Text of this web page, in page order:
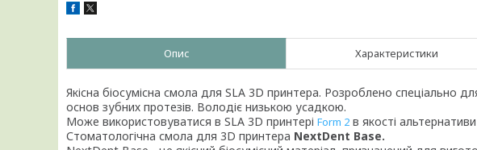
Опис Характеристики
Якісна біосумісна смола для SLA 3D принтера. Розроблено спеціально
основ зубних протезів. Володіє низькою усадкою.
Може використовуватися в SLA 3D принтері Form 2 в якості
Стоматологічна смола для 3D принтера NextDent Base.